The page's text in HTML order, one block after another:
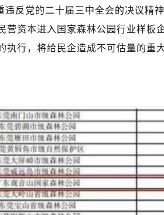
违反党的二十届三中全会的决议精
营资本进入国家森林公园行业样板
执行，将给民企造成不可估量的重